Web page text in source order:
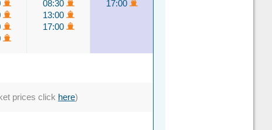
08:30
13:00
17:00
17:00
prices click here)